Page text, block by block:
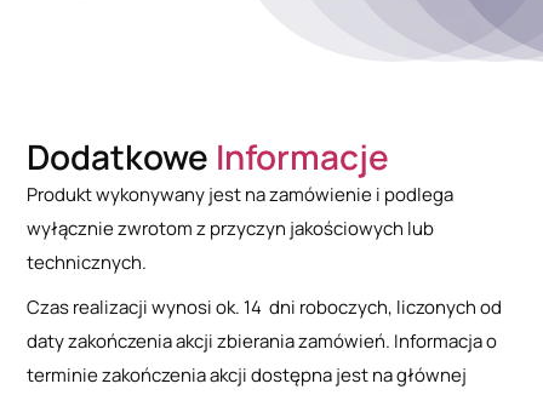
Dodatkowe Informacje
Produkt wykonywany jest na zamówienie i podlega
wyłącznie zwrotom z przyczyn jakościowych lub
technicznych.
Czas realizacji wynosi ok. 14 dni roboczych, liczonych od
daty zakończenia akcji zbierania zamówień. Informacja o
terminie zakończenia akcji dostępna jest na głównej